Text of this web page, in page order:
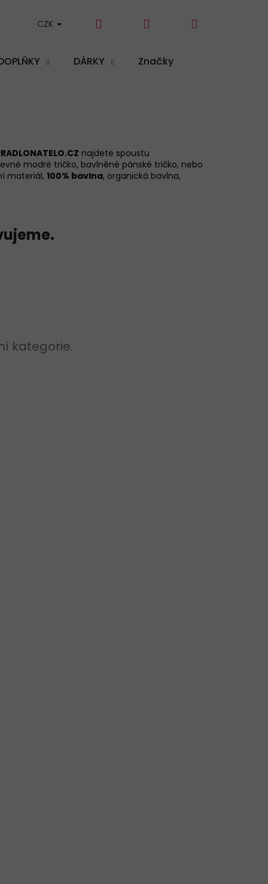
DÁRKY Značky
CZK Přihlášení
najdete spoustu
modré tričko, bavlněné pánské tričko, nebo
materiál, 100% bavlna, organická bavlna,
kategorie.